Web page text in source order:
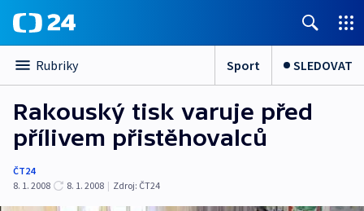
Rubriky Sport SLEDOVAT
Rakouský tisk varuje před
přílivem přistěhovalců
ČT24
8. 1. 2008
8. 1. 2008 | Zdroj: ČT24